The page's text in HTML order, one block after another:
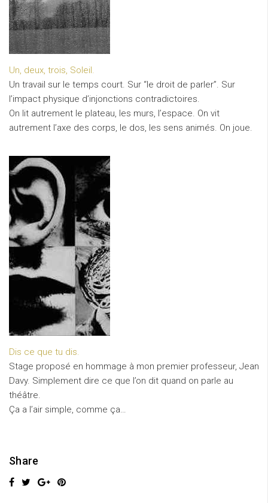
Un, deux, trois, Soleil.
Un travail sur le temps court. Sur “le droit de parler”. Sur
l’impact physique d’injonctions contradictoires.
On lit autrement le plateau, les murs, l’espace. On vit
autrement l’axe des corps, le dos, les sens animés. On joue.
Dis ce que tu dis.
Stage proposé en hommage à mon premier professeur, Jean
Davy. Simplement dire ce que l’on dit quand on parle au
théâtre.
Ça a l’air simple, comme ça…
Share